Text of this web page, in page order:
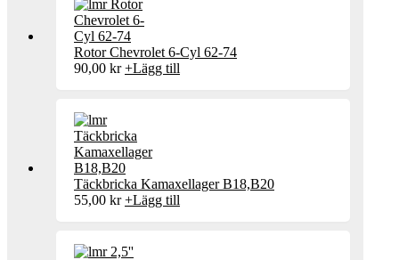
Rotor Chevrolet 6-Cyl 62-74
90,00 kr +Lägg till
Täckbricka Kamaxellager B18,B20
55,00 kr +Lägg till